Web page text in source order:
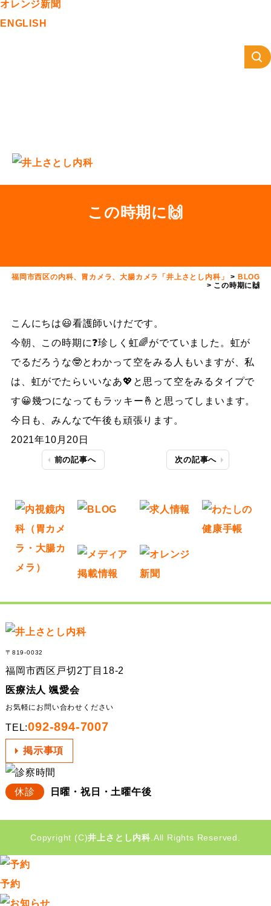
オレンジ新聞
ENGLISH
この時期に🙌
福岡市西区の内科、胃カメラ、大腸カメラ「井上さとし内科」 > BLOG
> この時期に🙌
こんにちは😃看護師いけだです。
今朝、この時期に❓珍しく虹🌈がでていました。虹が
でるだろうな🤓とわかって空をみる人もいますが、私
は、虹がでたらいいなあ💖と思って空をみるタイプで
す😀幾つになってもラッキー🤞と思ってしまいます。
今日も、みんなで午後も頑張ります。
2021年10月20日
前の記事へ 次の記事へ
〒819-0032
福岡市西区戸切2丁目18-2
医療法人 颯愛会
お気軽にお問い合わせください
TEL:092-894-7007
掲示事項
休診 日曜・祝日・土曜午後
Copyright (C)井上さとし内科 .All Rights Reserved.
予約